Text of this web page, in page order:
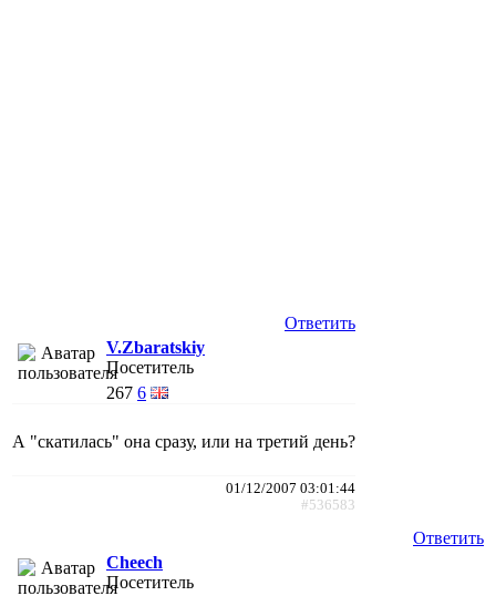
Ответить
V.Zbaratskiy
Посетитель
267 6
А "скатилась" она сразу, или на третий день?
01/12/2007 03:01:44
#536583
Ответить
Cheech
Посетитель